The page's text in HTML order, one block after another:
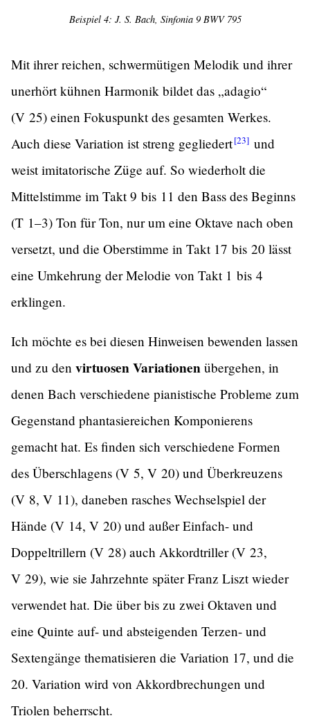
Beispiel 4: J. S. Bach, Sinfonia 9 BWV 795
Mit ihrer reichen, schwermütigen Melodik und ihrer
unerhört kühnen Harmonik bildet das „adagio“
(V 25) einen Fokuspunkt des gesamten Werkes.
Auch diese Variation ist streng gegliedert[23] und
weist imitatorische Züge auf. So wiederholt die
Mittelstimme im Takt 9 bis 11 den Bass des Beginns
(T 1–3) Ton für Ton, nur um eine Oktave nach oben
versetzt, und die Oberstimme in Takt 17 bis 20 lässt
eine Umkehrung der Melodie von Takt 1 bis 4
erklingen.
Ich möchte es bei diesen Hinweisen bewenden lassen
und zu den virtuosen Variationen übergehen, in
denen Bach verschiedene pianistische Probleme zum
Gegenstand phantasiereichen Komponierens
gemacht hat. Es finden sich verschiedene Formen
des Überschlagens (V 5, V 20) und Überkreuzens
(V 8, V 11), daneben rasches Wechselspiel der
Hände (V 14, V 20) und außer Einfach- und
Doppeltrillern (V 28) auch Akkordtriller (V 23,
V 29), wie sie Jahrzehnte später Franz Liszt wieder
verwendet hat. Die über bis zu zwei Oktaven und
eine Quinte auf- und absteigenden Terzen- und
Sextengänge thematisieren die Variation 17, und die
20. Variation wird von Akkordbrechungen und
Triolen beherrscht.